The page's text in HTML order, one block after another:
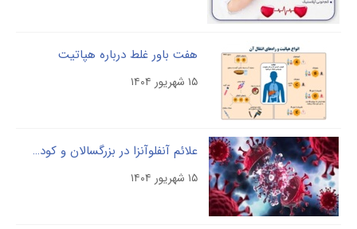
هفت باور غلط درباره هپاتیت
۱۵ شهریور ۱۴۰۴
علائم آنفلوآنزا در بزرگسالان و کودکان را بشناسید
۱۵ شهریور ۱۴۰۴